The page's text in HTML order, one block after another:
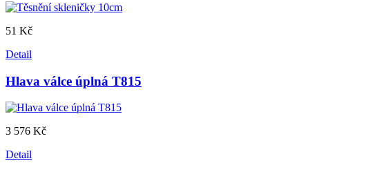
51 Kč
Detail
Hlava válce úplná T815
3 576 Kč
Detail